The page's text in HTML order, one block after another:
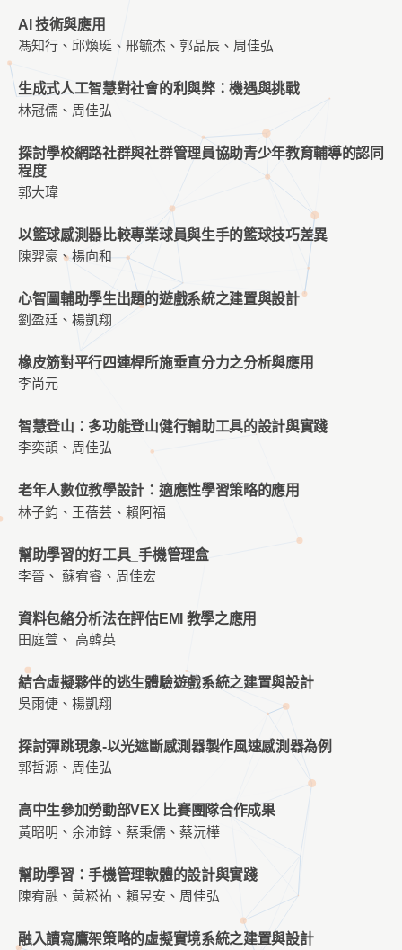
AI 技術與應用
馮知行、邱煥珽、邢毓杰、郭品辰、周佳弘
生成式人工智慧對社會的利與弊：機遇與挑戰
林冠儒、周佳弘
探討學校網路社群與社群管理員協助青少年教育輔導的認同
程度
郭大瑋
以籃球感測器比較專業球員與生手的籃球技巧差異
陳羿豪、楊向和
心智圖輔助學生出題的遊戲系統之建置與設計
劉盈廷、楊凱翔
橡皮筋對平行四連桿所施垂直分力之分析與應用
李尚元
智慧登山：多功能登山健行輔助工具的設計與實踐
李奕頡、周佳弘
老年人數位教學設計：適應性學習策略的應用
林子鈞、王蓓芸、賴阿福
幫助學習的好工具_手機管理盒
李晉、 蘇宥睿、周佳宏
資料包絡分析法在評估EMI 教學之應用
田庭萱、 高韓英
結合虛擬夥伴的逃生體驗遊戲系統之建置與設計
吳雨倢、楊凱翔
探討彈跳現象-以光遮斷感測器製作風速感測器為例
郭哲源、周佳弘
高中生參加勞動部VEX 比賽團隊合作成果
黃昭明、余沛錞、蔡秉儒、蔡沅樺
幫助學習：手機管理軟體的設計與實踐
陳宥融、黃崧祐、賴昱安、周佳弘
融入讀寫鷹架策略的虛擬實境系統之建置與設計